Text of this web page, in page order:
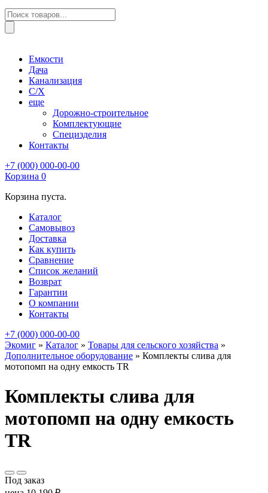
Поиск
товаров
Емкости
Дача
Канализация
С/Х
еще
Дорожно-строительное
Комплектующие
Специзделия
Контакты
+7 (000) 000-00-00
Корзина 0
Корзина пуста.
Каталог
Самовывоз
Доставка
Как купить
Сравнение
Список желаний
Возврат
Гарантии
О компании
Контакты
+7 (000) 000-00-00
Экомиг » Каталог » Товары для сельского хозяйства »
Дополнительное оборудование » Комплекты слива для
мотопомп на одну емкость TR
Комплекты слива для
мотопомп на одну емкость
TR
Под заказ